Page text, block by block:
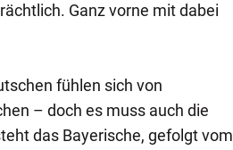
Ganz vorne mit dabei
fühlen sich von
– doch es muss auch die
das Bayerische, gefolgt vom